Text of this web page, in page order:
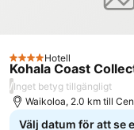
4 Stjärnor
Hotell
Kohala Coast
/Inget betyg tillgängligt
Waikoloa, 2.0 km till
Välj datum för att se